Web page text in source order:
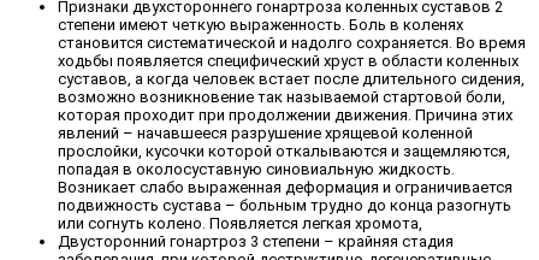
Признаки двухстороннего гонартроза коленных суставов 2
степени имеют четкую выраженность. Боль в коленях
становится систематической и надолго сохраняется. Во время
ходьбы появляется специфический хруст в области коленных
суставов, а когда человек встает после длительного сидения,
возможно возникновение так называемой стартовой боли,
которая проходит при продолжении движения. Причина этих
явлений – начавшееся разрушение хрящевой коленной
прослойки, кусочки которой откалываются и защемляются,
попадая в околосуставную синовиальную жидкость.
Возникает слабо выраженная деформация и ограничивается
подвижность сустава – больным трудно до конца разогнуть
или согнуть колено. Появляется легкая хромота,
Двусторонний гонартроз 3 степени – крайняя стадия